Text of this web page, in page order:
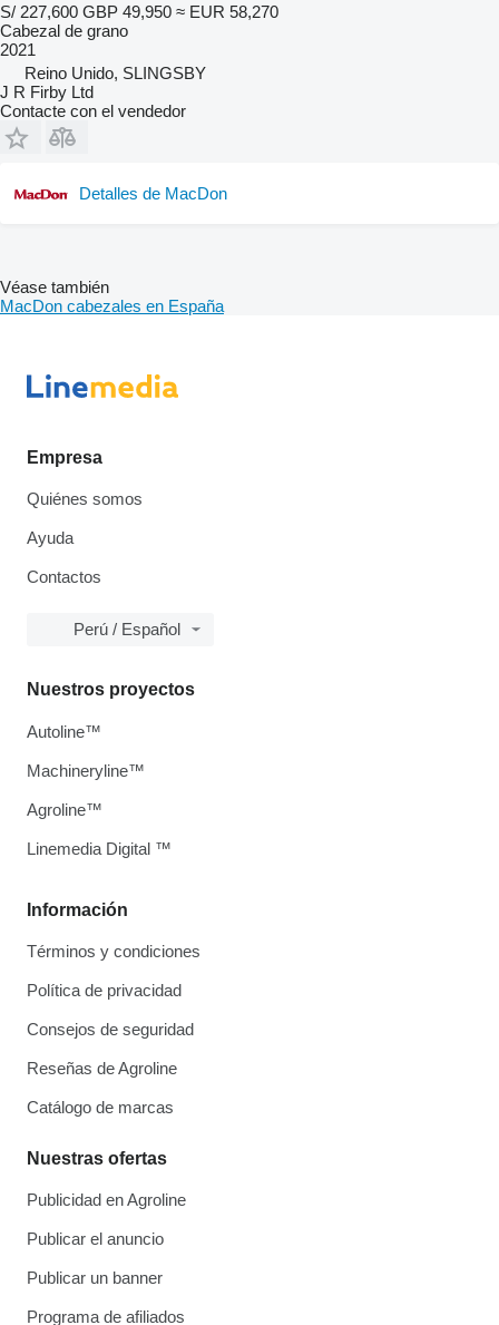
S/ 227,600 GBP 49,950 ≈ EUR 58,270
Cabezal de grano
2021
Reino Unido, SLINGSBY
J R Firby Ltd
Contacte con el vendedor
Detalles de MacDon
Véase también
MacDon cabezales en España
Empresa
Quiénes somos
Ayuda
Contactos
Perú / Español
Información
Términos y condiciones
Política de privacidad
Consejos de seguridad
Reseñas de Agroline
Catálogo de marcas
Nuestras ofertas
Publicidad en Agroline
Publicar el anuncio
Publicar un banner
Programa de afiliados
Nuestros proyectos
Autoline™
Machineryline™
Agroline™
Linemedia Digital ™